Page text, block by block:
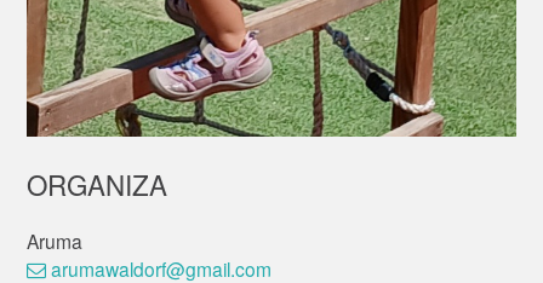
ORGANIZA
Aruma
arumawaldorf@gmail.com